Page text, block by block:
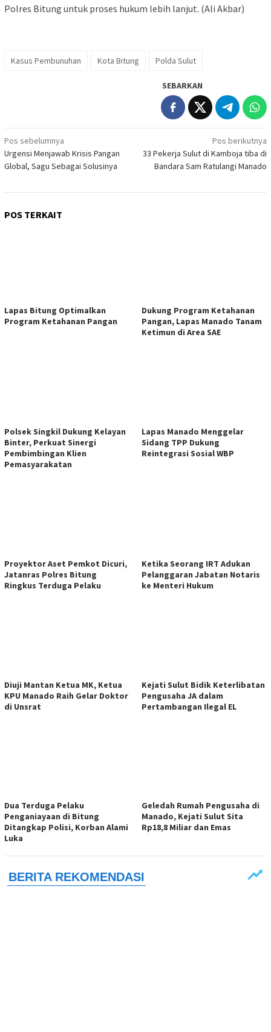
Polres Bitung untuk proses hukum lebih lanjut. (Ali Akbar)
Kasus Pembunuhan Kota Bitung Polda Sulut
SEBARKAN
Navigasi
pos
Pos sebelumnya
Urgensi Menjawab Krisis Pangan
Global, Sagu Sebagai Solusinya
Pos berikutnya
33 Pekerja Sulut di Kamboja tiba di
Bandara Sam Ratulangi Manado
POS TERKAIT
Lapas Bitung Optimalkan
Program Ketahanan Pangan
Dukung Program Ketahanan
Pangan, Lapas Manado Tanam
Ketimun di Area SAE
Polsek Singkil Dukung Kelayan
Binter, Perkuat Sinergi
Pembimbingan Klien
Pemasyarakatan
Lapas Manado Menggelar
Sidang TPP Dukung
Reintegrasi Sosial WBP
Proyektor Aset Pemkot Dicuri,
Jatanras Polres Bitung
Ringkus Terduga Pelaku
Ketika Seorang IRT Adukan
Pelanggaran Jabatan Notaris
ke Menteri Hukum
Diuji Mantan Ketua MK, Ketua
KPU Manado Raih Gelar Doktor
di Unsrat
Kejati Sulut Bidik Keterlibatan
Pengusaha JA dalam
Pertambangan Ilegal EL
Dua Terduga Pelaku
Penganiayaan di Bitung
Ditangkap Polisi, Korban Alami
Luka
Geledah Rumah Pengusaha di
Manado, Kejati Sulut Sita
Rp18,8 Miliar dan Emas